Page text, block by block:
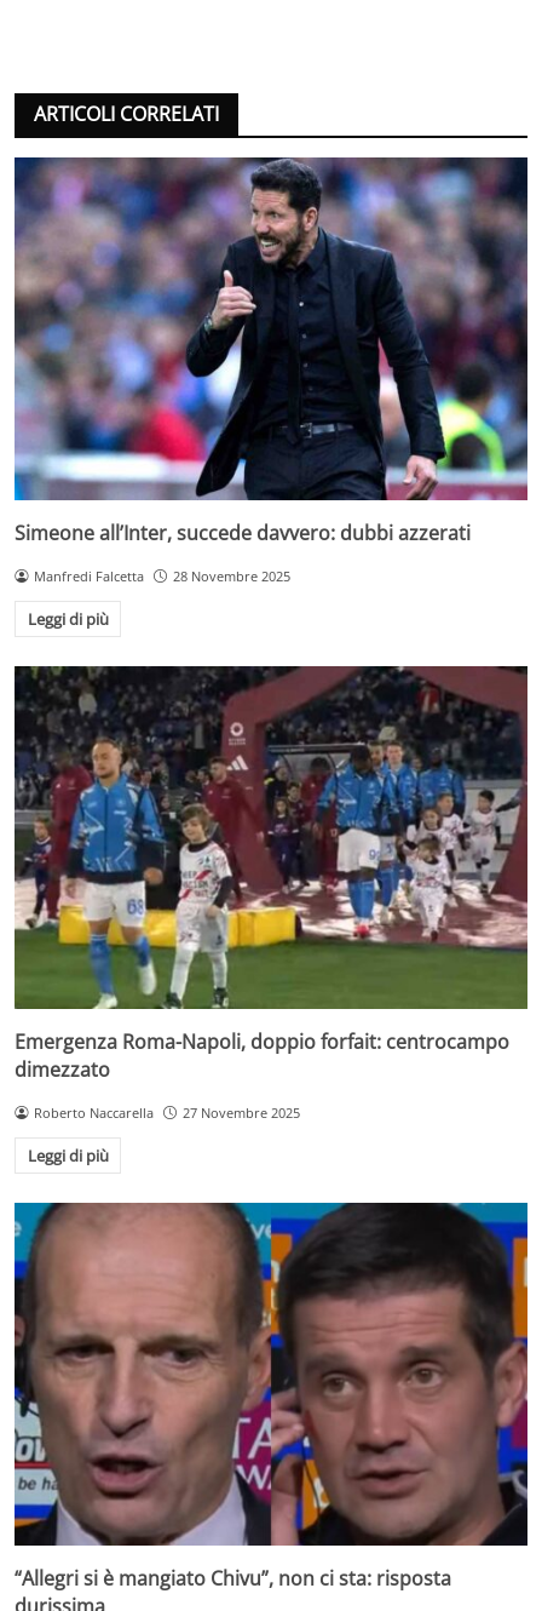
ARTICOLI CORRELATI
Simeone all’Inter, succede davvero: dubbi azzerati
Manfredi Falcetta 28 Novembre 2025
Leggi di più
Emergenza Roma-Napoli, doppio forfait: centrocampo
dimezzato
Roberto Naccarella 27 Novembre 2025
Leggi di più
“Allegri si è mangiato Chivu”, non ci sta: risposta
durissima